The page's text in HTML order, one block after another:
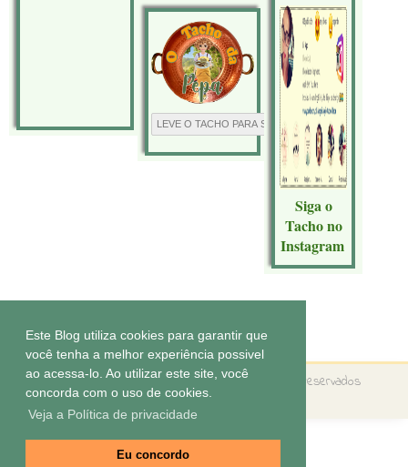
Este Blog utiliza cookies para garantir que
você tenha a melhor experiência possivel
ao acessa-lo. Ao utilizar este site, você
concorda com o uso de cookies.
Veja a Política de privacidade
Eu concordo
Siga o
Tacho no
Instagram
Copyright ©O tacho da PepaTodos os direitos reservados
Tema byElaine Gaspareto